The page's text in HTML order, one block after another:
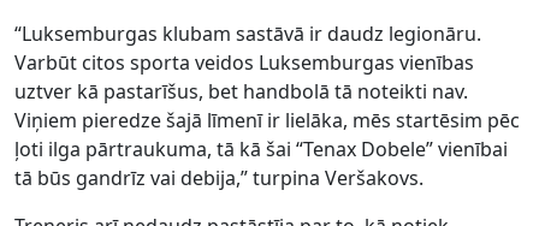
“Luksemburgas klubam sastāvā ir daudz legionāru.
Varbūt citos sporta veidos Luksemburgas vienības
uztver kā pastarīšus, bet handbolā tā noteikti nav.
Viņiem pieredze šajā līmenī ir lielāka, mēs startēsim pēc
ļoti ilga pārtraukuma, tā kā šai “Tenax Dobele” vienībai
tā būs gandrīz vai debija,” turpina Veršakovs.